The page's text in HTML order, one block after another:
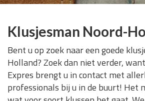
Klusjesman Noord-
Bent u op zoek naar een goede
Holland? Zoek dan niet verder,
Expres brengt u in contact met
professionals bij u in de buurt! Het